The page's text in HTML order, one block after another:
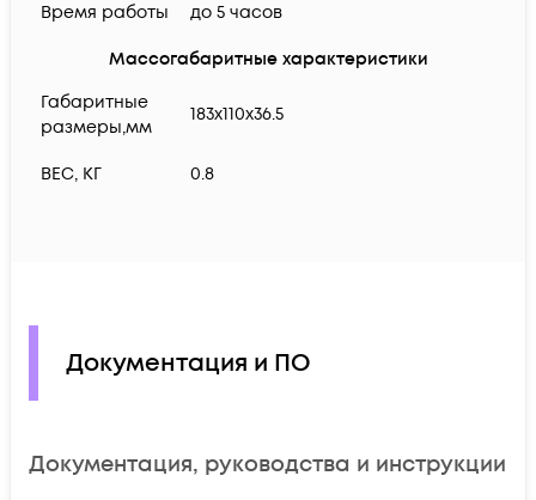
Время работы до 5 часов
Массогабаритные характеристики
Габаритные
размеры,мм
183x110x36.5
ВЕС, КГ 0.8
Документация и ПО
Документация, руководства и инструкции